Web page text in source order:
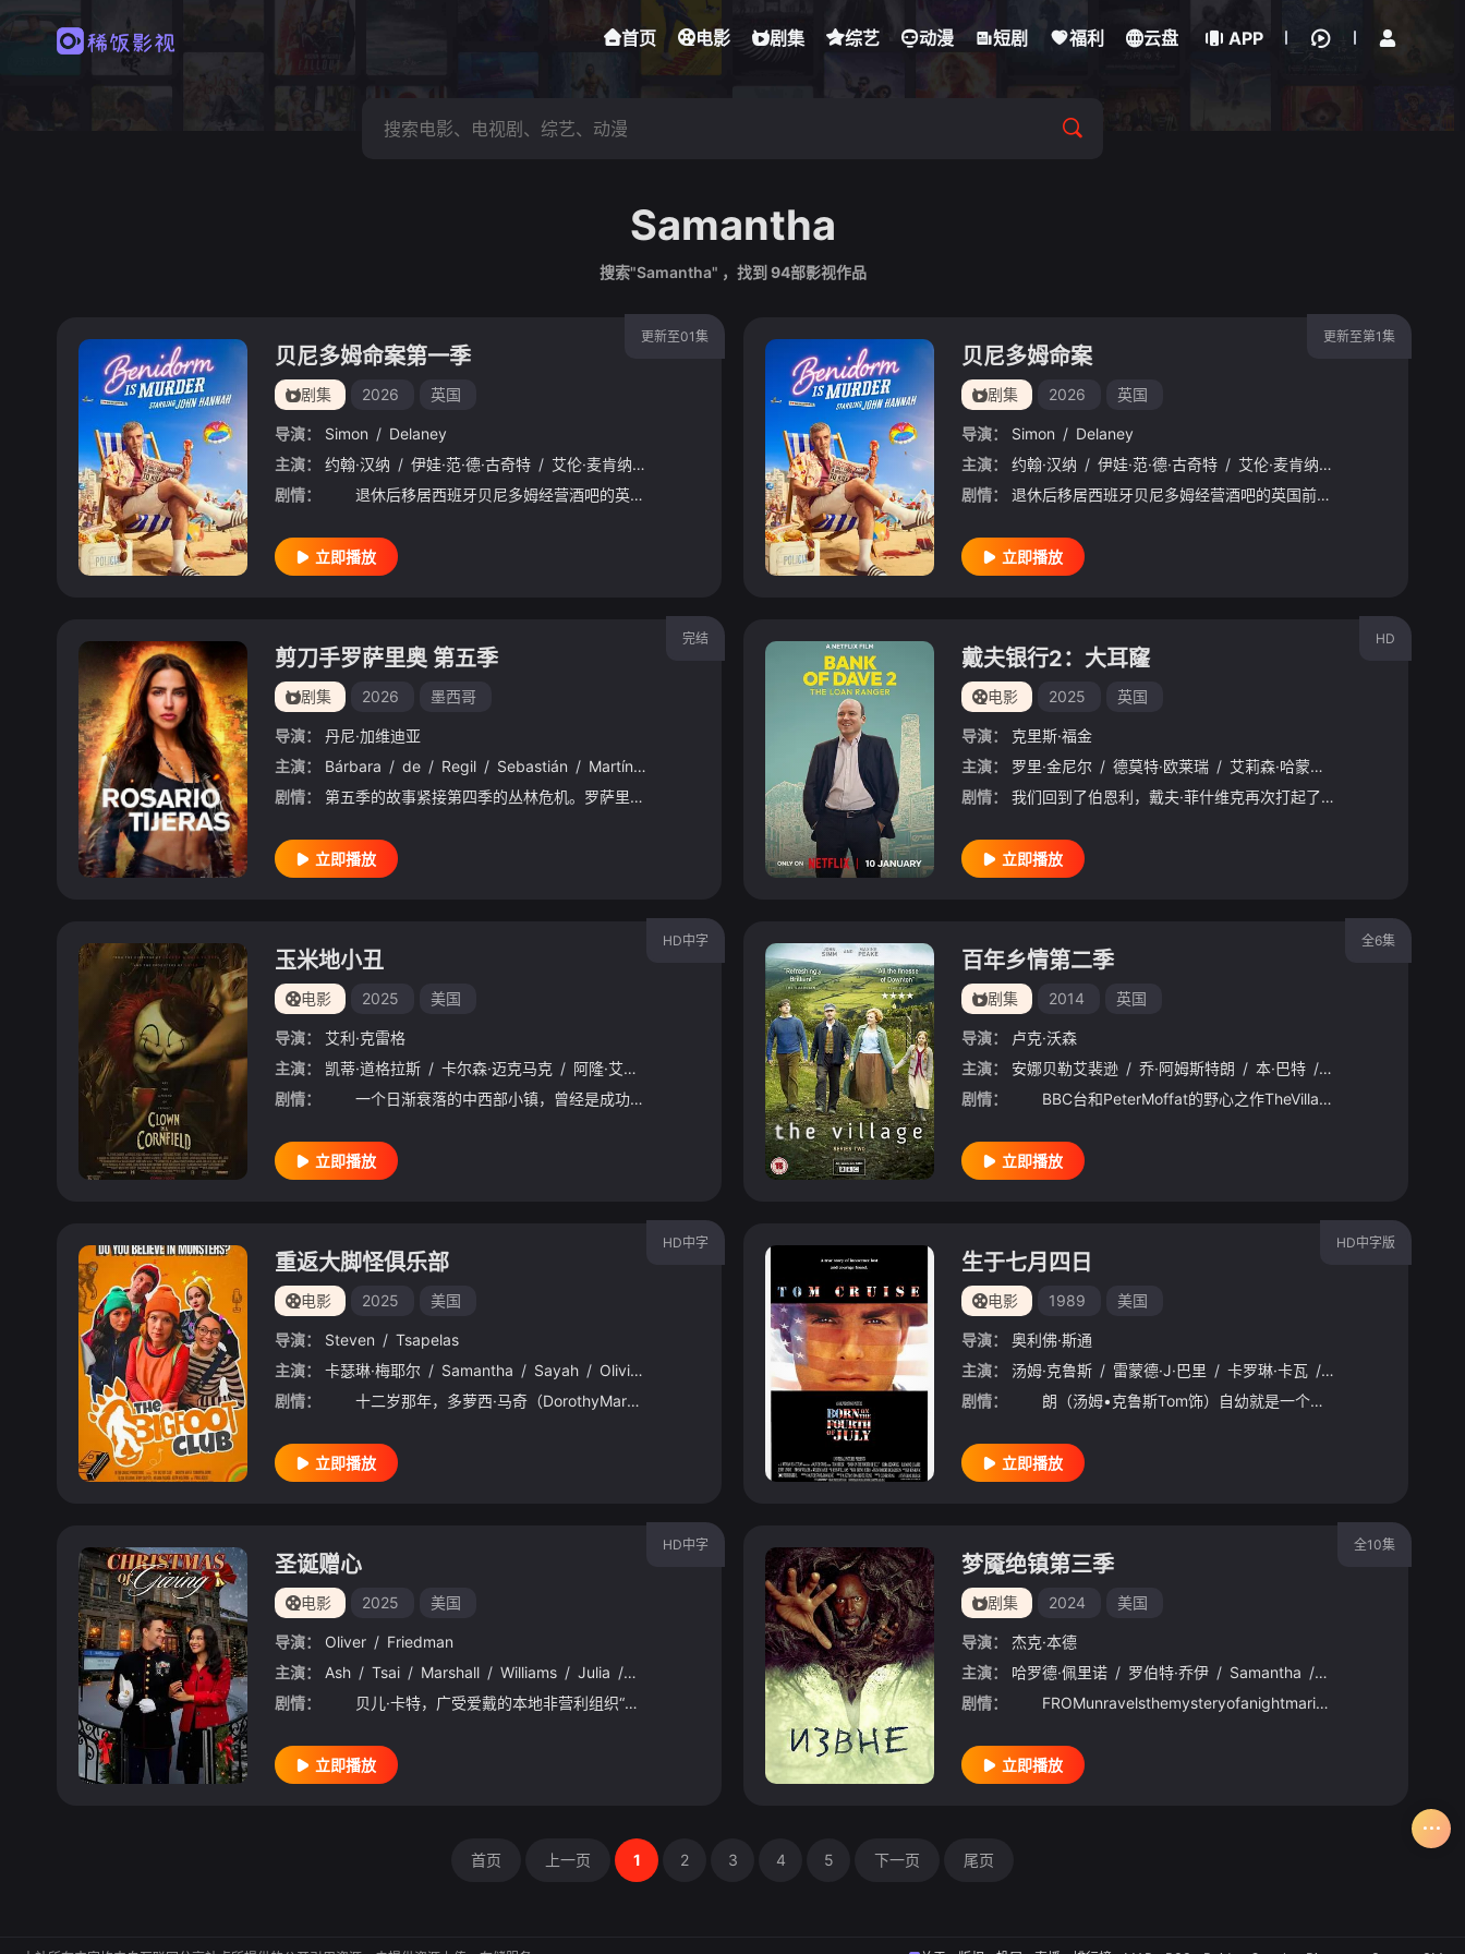
首页 电影 剧集 综艺 动漫 短剧 福利 云盘 APP
Samantha
搜索"Samantha" ，找到 94部影视作品
更新至01集
贝尼多姆命案第一季
剧集 2026 英国
导演： Simon / Delaney
主演：
约翰·汉纳 / 伊娃·范·德·古奇特 / 艾伦·麦肯纳 / 诺埃·塞贝尔 / 奥马尔·沙克尔 / Tábata / Cerezo / Carolina / Bécquer / Samantha
剧情：
退休后移居西班牙贝尼多姆经营酒吧的英国前刑警，原以为能过上平静生活。然而，当地接连发生游客离奇死亡事件，他不得不重拾侦探本能，与一位热衷真实犯罪的酒吧女招待联手，揭开一宗宗案件背后的真相。
立即播放
更新至第1集
贝尼多姆命案
剧集 2026 英国
导演： Simon / Delaney
主演：
约翰·汉纳 / 伊娃·范·德·古奇特 / 艾伦·麦肯纳 /
剧情：
退休后移居西班牙贝尼多姆经营酒吧的英国前刑警，原以为能过上平静生活。然而，当地接连发生游客离奇死亡事件，他不得不重拾侦探本能，与一位热衷真实犯罪的酒吧女招待联手，揭开一宗宗案件背后的真相。
立即播放
完结
剪刀手罗萨里奥 第五季
剧集 2026 墨西哥
导演：
丹尼·加维迪亚
主演：
Bárbara / de / Regil / Sebastián / Martínez
Acuña
剧情：
第五季的故事紧接第四季的丛林危机。罗萨里奥在身受重伤、死里逃生后，发现自己的女儿露比（Ruby）落入了一名残暴的卡特尔毒枭手中，更糟糕的是，露比正被敌人洗脑，试图将她也培养成一名冷血的女杀手（sicaria）。与此同时，此前被判定死亡的“天使”丹尼尔（El Ángel）再度惊人回归，迫使罗萨里奥必须直面过去的旧账与伤痕。为了解救女儿并保护家人，罗萨里奥与宿敌、新敌以及昔日的爱人Juan Antonio展开了一场将过去与当下彻底碰撞的搏杀
立即播放
HD
戴夫银行2：大耳窿
电影 2025 英国
导演：
克里斯·福金
主演：
罗里·金尼尔 / 德莫特·欧莱瑞 / 艾莉森·哈蒙德
剧情：
我们回到了伯恩利，戴夫·菲什维克再次打起了这场精彩的仗。但这次是发薪日贷款公司想让他下台。
立即播放
HD中字
玉米地小丑
电影 2025 美国
导演：
艾利·克雷格
主演：
凯蒂·道格拉斯 / 卡尔森·迈克马克 / 阿隆·艾布拉姆斯 卡桑德拉·波滕扎 / 维丽蒂·马克斯 Vincent / Muller / 威尔·萨索 / 凯文·杜兰 阿约·索兰克
剧情：
一个日渐衰落的中西部小镇，曾经是成功象征的小丑弗兰多再次出现，并成为恐怖的祸害。
立即播放
全6集
百年乡情第二季
剧集 2014 英国
导演：
卢克·沃森
主演：
安娜贝勒艾裴逊 / 乔·阿姆斯特朗 / 本·巴特 / 艾米丽·比查姆
剧情：
BBC台和PeterMoffat的野心之作TheVillage在提名了三项BAFTA奖之后进入第二季，匹克地区的小村故事告别了艰难惨痛的一战，带着隐隐作痛的旧伤口拥抱欢快的爵士乐时代。新的时代带来
立即播放
HD中字
重返大脚怪俱乐部
电影 2025 美国
导演： Steven / Tsapelas
主演：
卡瑟琳·梅耶尔 / Samantha / Sayah / Olivia Kossi / Kevin Wolfring / Jerry / Colpitts / Meghan / Palmer
剧情：
十二岁那年，多萝西·马奇（DorothyMarch）曾是享誉全国的“大脚怪天才研究员”。二十年光阴转瞬即逝，成年后的她再次回到家乡。这一次，她不仅想要与童年的伙伴们重新建立联结，更试图顺着一条全新
立即播放
HD中字版
生于七月四日
电影 1989 美国
导演：
奥利佛·斯通
主演：
汤姆·克鲁斯 / 雷蒙德·J·巴里 / 卡罗琳·卡瓦 / 乔希·埃文斯
剧情：
朗（汤姆•克鲁斯Tom饰）自幼就是一个争强好胜的男孩，向往男子汉的生活。年轻的朗被总统那潘那番充满煽动性的越战演说彻底征服，一种挑战和为国牺牲的冲动在朗的内心渐渐滋长。一次摔跤比赛的失利，令一向要
立即播放
HD中字
圣诞赠心
电影 2025 美国
导演： Oliver / Friedman
主演：
Ash / Tsai / Marshall / Williams / Julia / Reilly Moreland / Lindsey / Dresbach Richard / Lounello / Ashley Szczerbacki
剧情：
贝儿·卡特，广受爱戴的本地非营利组织“贝德福德之家”尽心尽力却疲惫不堪的负责人，毕生致力于为需要帮助的人点亮圣诞。然而节日仅剩数日，捐赠减少，时间迫在眉睫，贝儿感到她的努力正付诸东流。当市长宣布新
立即播放
全10集
梦魇绝镇第三季
剧集 2024 美国
导演：
杰克·本德
主演：
哈罗德·佩里诺 / 罗伯特·乔伊 / Samantha / Brown
剧情：
FROMunravelsthemysteryofanightmarishtownthattrapsallthosewhoenter.Astheunwillingresidentsfighttoke
立即播放
首页 上一页 1 2 3 4 5 下一页 尾页